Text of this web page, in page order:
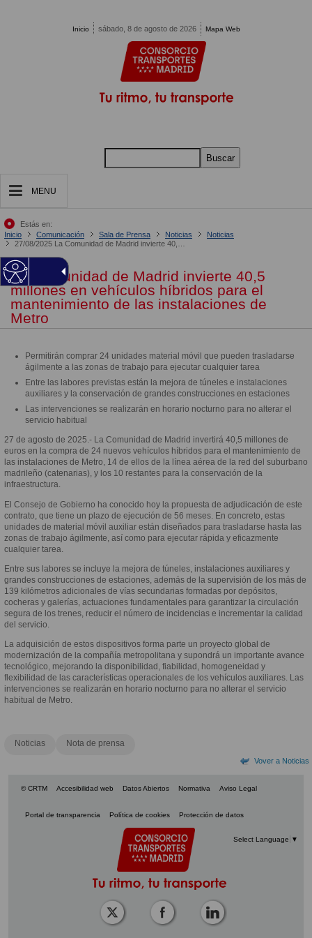
Inicio sábado, 8 de agosto de 2026 Mapa Web
Buscar
MENU
Estás en:
Inicio
Comunicación Sala de Prensa Noticias
Noticias
La Comunidad de Madrid invierte 40,5
millones en vehículos híbridos para el
mantenimiento de las instalaciones de
Metro
Permitirán comprar 24 unidades material móvil que pueden trasladarse
ágilmente a las zonas de trabajo para ejecutar cualquier tarea
Entre las labores previstas están la mejora de túneles e instalaciones
auxiliares y la conservación de grandes construcciones en estaciones
Las intervenciones se realizarán en horario nocturno para no alterar el
servicio habitual
27 de agosto de 2025.- La Comunidad de Madrid invertirá 40,5 millones de
euros en la compra de 24 nuevos vehículos híbridos para el mantenimiento de
las instalaciones de Metro, 14 de ellos de la línea aérea de la red del suburbano
madrileño (catenarias), y los 10 restantes para la conservación de la
infraestructura.
El Consejo de Gobierno ha conocido hoy la propuesta de adjudicación de este
contrato, que tiene un plazo de ejecución de 56 meses. En concreto, estas
unidades de material móvil auxiliar están diseñados para trasladarse hasta las
zonas de trabajo ágilmente, así como para ejecutar rápida y eficazmente
cualquier tarea.
Entre sus labores se incluye la mejora de túneles, instalaciones auxiliares y
grandes construcciones de estaciones, además de la supervisión de los más de
139 kilómetros adicionales de vías secundarias formadas por depósitos,
cocheras y galerías, actuaciones fundamentales para garantizar la circulación
segura de los trenes, reducir el número de incidencias e incrementar la calidad
del servicio.
La adquisición de estos dispositivos forma parte un proyecto global de
modernización de la compañía metropolitana y supondrá un importante avance
tecnológico, mejorando la disponibilidad, fiabilidad, homogeneidad y
flexibilidad de las características operacionales de los vehículos auxiliares. Las
intervenciones se realizarán en horario nocturno para no alterar el servicio
habitual de Metro.
Noticias Nota de prensa
Vover a Noticias
© CRTM Accesibilidad web Datos Abiertos Normativa Aviso Legal
Portal de transparencia Política de cookies Protección de datos
Select Language ▼